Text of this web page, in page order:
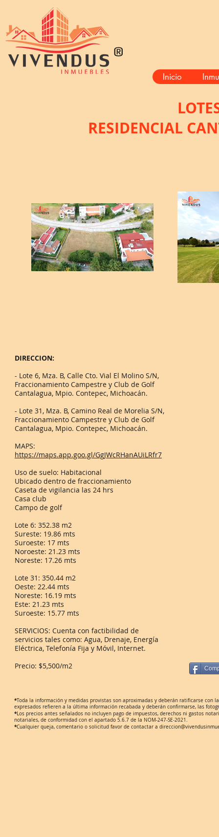
®
Inicio
RESIDENCIAL
DIRECCION:
- Lote 6, Mza. B, Calle Cto. Vial El Molino S/N,
Fraccionamiento Campestre y Club de Golf
Cantalagua, Mpio. Contepec, Michoacán.
- Lote 31, Mza. B, Camino Real de Morelia S/N,
Fraccionamiento Campestre y Club de Golf
Cantalagua, Mpio. Contepec, Michoacán.
MAPS:
https://maps.app.goo.gl/GgJWcRHanAUiLRfr7
Uso de suelo: Habitacional
Ubicado dentro de fraccionamiento
Caseta de vigilancia las 24 hrs
Casa club
Campo de golf
Lote 6: 352.38 m2
Sureste: 19.86 mts
Suroeste: 17 mts
Noroeste: 21.23 mts
Noreste: 17.26 mts
Lote 31: 350.44 m2
Oeste: 22.44 mts
Noreste: 16.19 mts
Este: 21.23 mts
Suroeste: 15.77 mts
SERVICIOS: Cuenta con factibilidad de
servicios tales como: Agua, Drenaje, Energía
Eléctrica, Telefonía Fija y Móvil, Internet.
Precio: $5,500/m2
​*Toda la información y medidas provistas son aproximadas y deberán ratificarse
expresados refieren a la última información recabada y deberán confirmarse, las
*Los precios antes señalados no incluyen pago de impuestos, derechos ni gastos
notariales, de conformidad con el apartado 5.6.7 de la NOM-247-SE-2021.
*Cualquier queja, comentario o solicitud favor de contactar a